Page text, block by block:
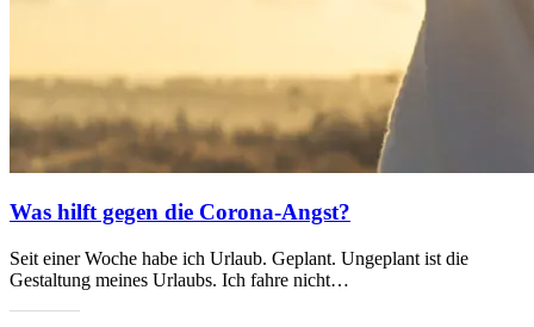
Was hilft gegen die Corona-Angst?
Seit einer Woche habe ich Urlaub. Geplant. Ungeplant ist die
Gestaltung meines Urlaubs. Ich fahre nicht…